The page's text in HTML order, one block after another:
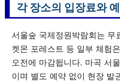
각 장소의 입장료와
서울숲 국제정원박람회는 무
켓몬 포레스트 등 일부 체험
오전에 마감됩니다. 마곡 서
이며 별도 예약 없이 현장 발